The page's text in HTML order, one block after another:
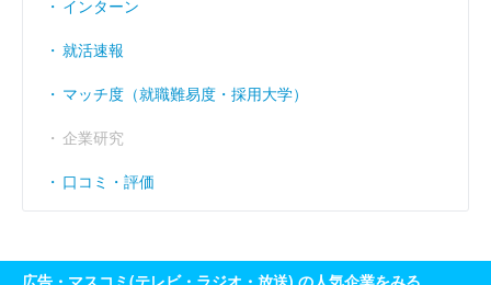
インターン
就活速報
マッチ度（就職難易度・採用大学）
企業研究
口コミ・評価
広告・マスコミ(テレビ・ラジオ・放送) の人気企業をみる